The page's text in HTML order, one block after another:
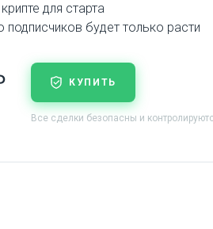
для старта
подписчиков будет только расти
КУПИТЬ
Все сделки безопасны и